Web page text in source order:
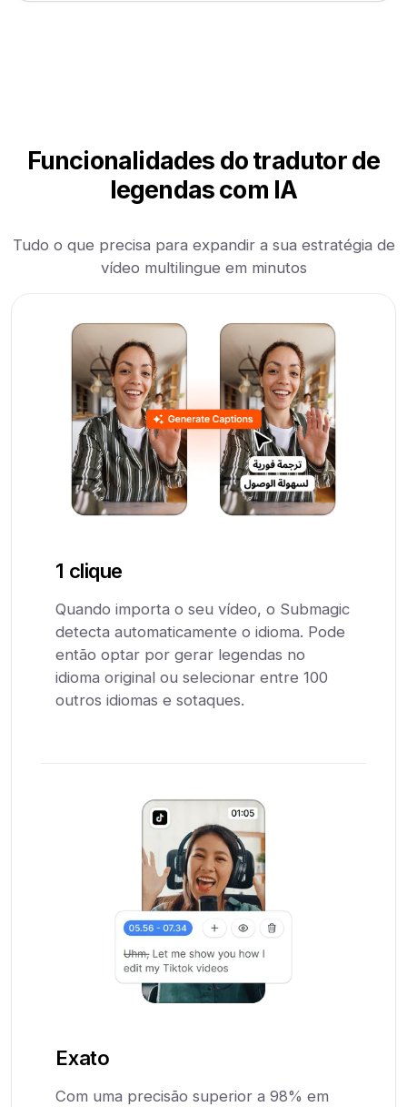
Funcionalidades do tradutor de
legendas com IA
Tudo o que precisa para expandir a sua estratégia de
vídeo multilingue em minutos
1 clique
Quando importa o seu vídeo, o Submagic
detecta automaticamente o idioma. Pode
então optar por gerar legendas no
idioma original ou selecionar entre 100
outros idiomas e sotaques.
Exato
Com uma precisão superior a 98% em